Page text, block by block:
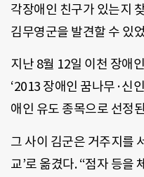
각장애인 친구가 있는지
김무영군을 발견할 수 있
지난 8월 12일 이천 장애
‘2013 장애인 꿈나무·신
애인 유도 종목으로 선정
그 사이 김군은 거주지를
교’로 옮겼다. “점자 등을